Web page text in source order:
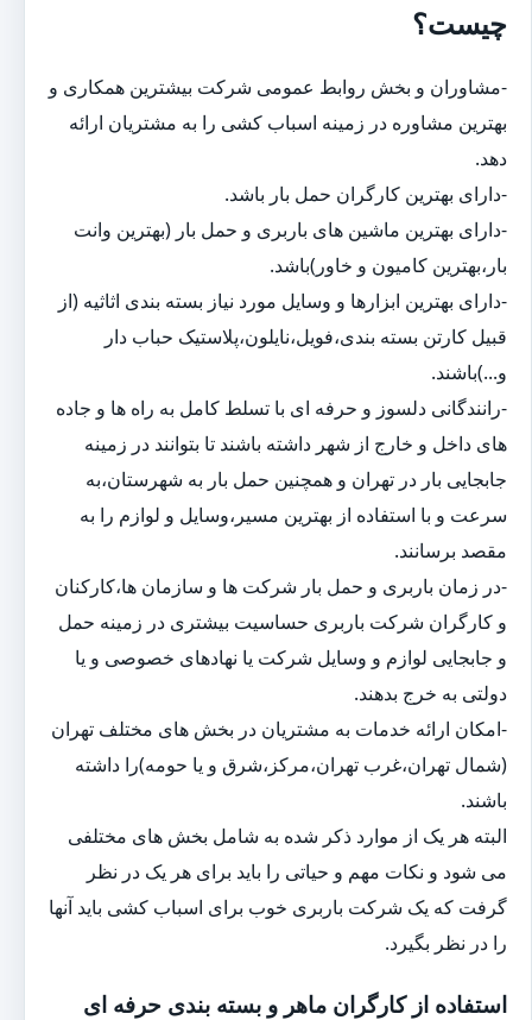
چیست؟
-مشاوران و بخش روابط عمومی شرکت بیشترین همکاری و
بهترین مشاوره در زمینه اسباب کشی را به مشتریان ارائه
دهد.
-دارای بهترین کارگران حمل بار باشد.
-دارای بهترین ماشین های باربری و حمل بار (بهترین وانت
بار،بهترین کامیون و خاور)باشد.
-دارای بهترین ابزارها و وسایل مورد نیاز بسته بندی اثاثیه (از
قبیل کارتن بسته بندی،فویل،نایلون،پلاستیک حباب دار
و...)باشند.
-رانندگانی دلسوز و حرفه ای با تسلط کامل به راه ها و جاده
های داخل و خارج از شهر داشته باشند تا بتوانند در زمینه
جابجایی بار در تهران و همچنین حمل بار به شهرستان،به
سرعت و با استفاده از بهترین مسیر،وسایل و لوازم را به
مقصد برسانند.
-در زمان باربری و حمل بار شرکت ها و سازمان ها،کارکنان
و کارگران شرکت باربری حساسیت بیشتری در زمینه حمل
و جابجایی لوازم و وسایل شرکت یا نهادهای خصوصی و یا
دولتی به خرج بدهند.
-امکان ارائه خدمات به مشتریان در بخش های مختلف تهران
(شمال تهران،غرب تهران،مرکز،شرق و یا حومه)را داشته
باشند.
البته هر یک از موارد ذکر شده به شامل بخش های مختلفی
می شود و نکات مهم و حیاتی را باید برای هر یک در نظر
گرفت که یک شرکت باربری خوب برای اسباب کشی باید آنها
را در نظر بگیرد.
استفاده از کارگران ماهر و بسته بندی حرفه ای